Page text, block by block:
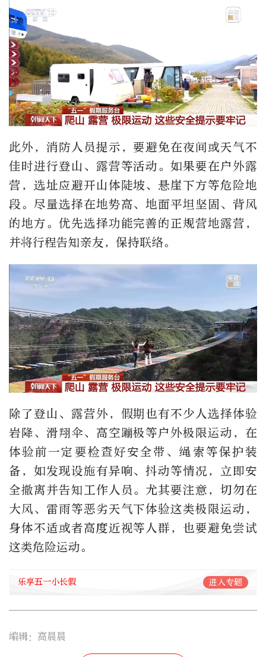
此外，消防人员提示，要避免在夜间或天气不
佳时进行登山、露营等活动。如果要在户外露
营，选址应避开山体陡坡、悬崖下方等危险地
段。尽量选择在地势高、地面平坦坚固、背风
的地方。优先选择功能完善的正规营地露营，
并将行程告知亲友，保持联络。
除了登山、露营外，假期也有不少人选择体验
岩降、滑翔伞、高空蹦极等户外极限运动，在
体验前一定要检查好安全带、绳索等保护装
备，如发现设施有异响、抖动等情况，立即安
全撤离并告知工作人员。尤其要注意，切勿在
大风、雷雨等恶劣天气下体验这类极限运动，
身体不适或者高度近视等人群，也要避免尝试
这类危险运动。
乐享五一小长假 进入专题
编辑：高晨晨